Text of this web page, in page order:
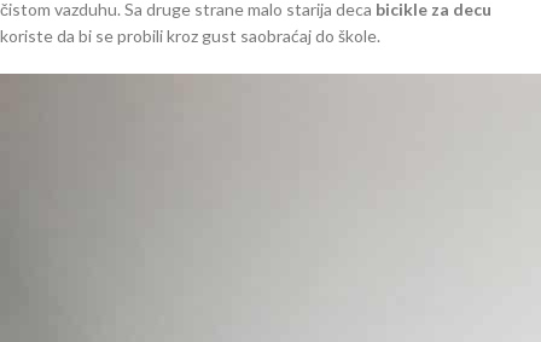
čistom vazduhu. Sa druge strane malo starija deca bicikle za decu
koriste da bi se probili kroz gust saobraćaj do škole.